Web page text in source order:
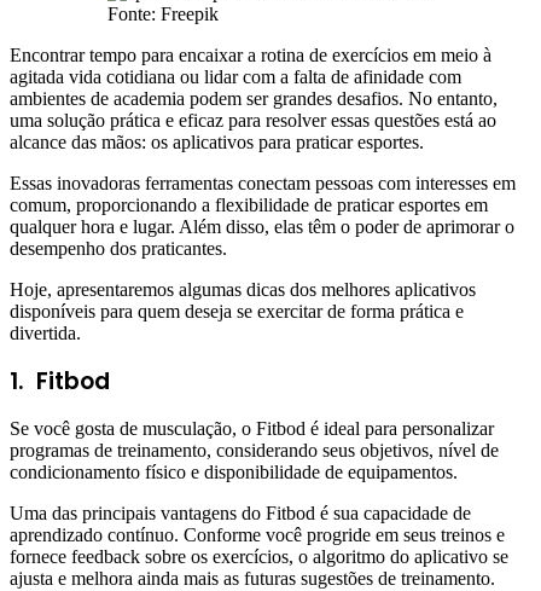
Fonte: Freepik
Encontrar tempo para encaixar a rotina de exercícios em meio à
agitada vida cotidiana ou lidar com a falta de afinidade com
ambientes de academia podem ser grandes desafios. No entanto,
uma solução prática e eficaz para resolver essas questões está ao
alcance das mãos: os aplicativos para praticar esportes.
Essas inovadoras ferramentas conectam pessoas com interesses em
comum, proporcionando a flexibilidade de praticar esportes em
qualquer hora e lugar. Além disso, elas têm o poder de aprimorar o
desempenho dos praticantes.
Hoje, apresentaremos algumas dicas dos melhores aplicativos
disponíveis para quem deseja se exercitar de forma prática e
divertida.
1. Fitbod
Se você gosta de musculação, o Fitbod é ideal para personalizar
programas de treinamento, considerando seus objetivos, nível de
condicionamento físico e disponibilidade de equipamentos.
Uma das principais vantagens do Fitbod é sua capacidade de
aprendizado contínuo. Conforme você progride em seus treinos e
fornece feedback sobre os exercícios, o algoritmo do aplicativo se
ajusta e melhora ainda mais as futuras sugestões de treinamento.